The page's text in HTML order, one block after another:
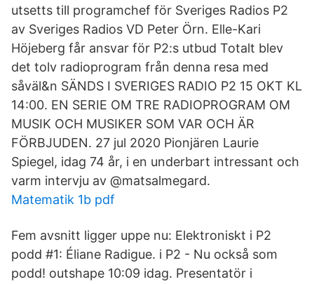
utsetts till programchef för Sveriges Radios P2
av Sveriges Radios VD Peter Örn. Elle-Kari
Höjeberg får ansvar för P2:s utbud Totalt blev
det tolv radioprogram från denna resa med
såväl&n SÄNDS I SVERIGES RADIO P2 15 OKT KL
14:00. EN SERIE OM TRE RADIOPROGRAM OM
MUSIK OCH MUSIKER SOM VAR OCH ÄR
FÖRBJUDEN. 27 jul 2020 Pionjären Laurie
Spiegel, idag 74 år, i en underbart intressant och
varm intervju av @matsalmegard.
Matematik 1b pdf
Fem avsnitt ligger uppe nu: Elektroniskt i P2
podd #1: Éliane Radigue. i P2 - Nu också som
podd! outshape 10:09 idag. Presentatör i